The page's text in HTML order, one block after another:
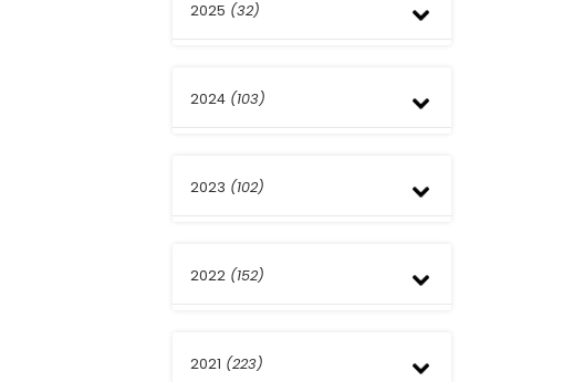
2025 (32)
Noviembre
Agosto
Mayo
2024 (103)
Septiembre
Junio
Febrero
2023 (102)
Noviembre
Agosto
2022 (152)
Octubre
2021 (223)